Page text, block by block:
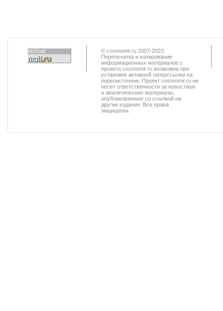
© cosmomir.ru 2007-2023.
Перепечатка и копирование
информационных материалов с
проекта cosmomir.ru возможна при
установке активной гиперссылки на
первоисточник. Проект cosmomir.ru не
несет ответственности за новостные
и аналитические материалы,
опубликованные со ссылкой на
другие издания. Все права
защищены.